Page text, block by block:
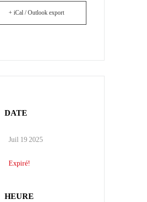
+ iCal / Outlook export
DATE
Juil 19 2025
Expiré!
HEURE